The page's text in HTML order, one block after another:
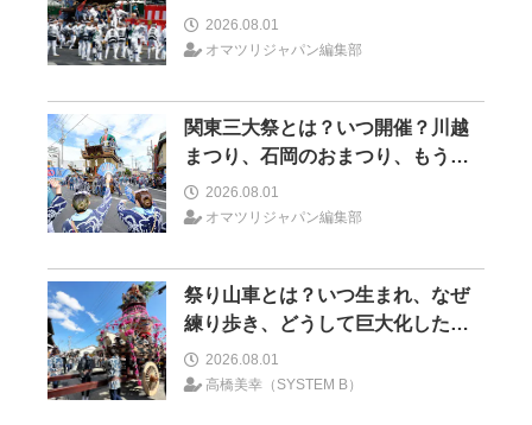
2026.08.01
オマツリジャパン編集部
関東三大祭とは？いつ開催？川越
まつり、石岡のおまつり、もう一
つはどこ？
2026.08.01
オマツリジャパン編集部
祭り山車とは？いつ生まれ、なぜ
練り歩き、どうして巨大化したの
か―山車とイノベーション―＜前
編＞
2026.08.01
高橋美幸（SYSTEM B）